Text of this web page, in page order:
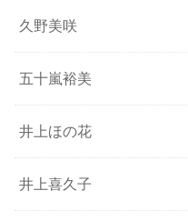
久野美咲
五十嵐裕美
井上ほの花
井上喜久子